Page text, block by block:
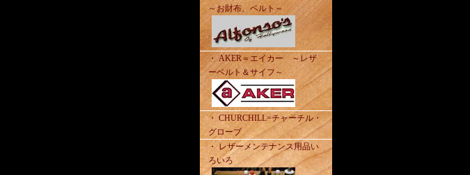
～お財布、ベルト～
・ AKER＝エイカー ～レザ
ーベルト＆サイフ～
・ CHURCHILL=チャーチル・
グローブ
・ レザーメンテナンス用品い
ろいろ